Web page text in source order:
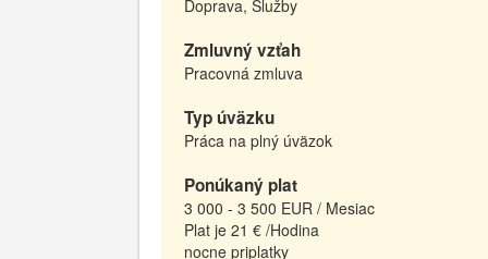
Doprava, Služby
Zmluvný vzťah
Pracovná zmluva
Typ úväzku
Práca na plný úväzok
Ponúkaný plat
3 000 - 3 500 EUR / Mesiac
Plat je 21 € /Hodina
nocne priplatky